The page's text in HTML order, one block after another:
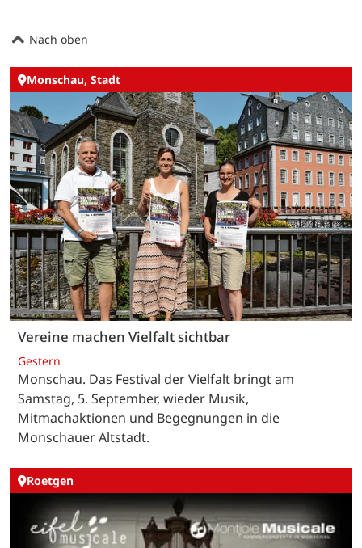
Nach oben
Monschau, Stadt
Vereine machen Vielfalt sichtbar
Gestern
Monschau. Das Festival der Vielfalt bringt am
Samstag, 5. September, wieder Musik,
Mitmachaktionen und Begegnungen in die
Monschauer Altstadt.
Roetgen